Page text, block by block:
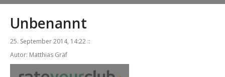
Unbenannt
25. September 2014, 14:22 ::
Autor: Matthias Gräf